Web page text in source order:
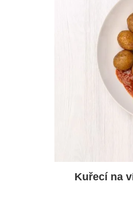
Kuřecí na